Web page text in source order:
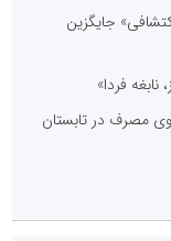
جایگزین
نابغه فردا»
مصرف در تابستان